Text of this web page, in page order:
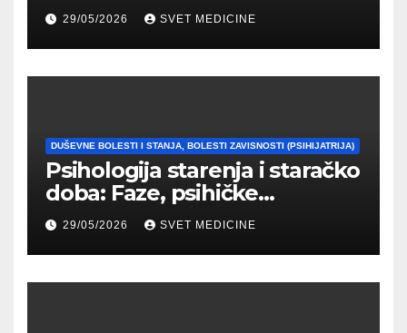
moralni razvoj čoveka
29/05/2026 SVET MEDICINE
DUŠEVNE BOLESTI I STANJA, BOLESTI ZAVISNOSTI (PSIHIJATRIJA)
Psihologija starenja i staračko
doba: Faze, psihičke
promene i tipovi
prilagođavanja
29/05/2026 SVET MEDICINE